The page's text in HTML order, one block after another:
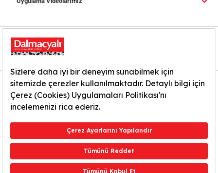
Yardım ve İletişim
KVKK Aydınlatma Metni
İnternet Sitesi Kullanım Koşulları